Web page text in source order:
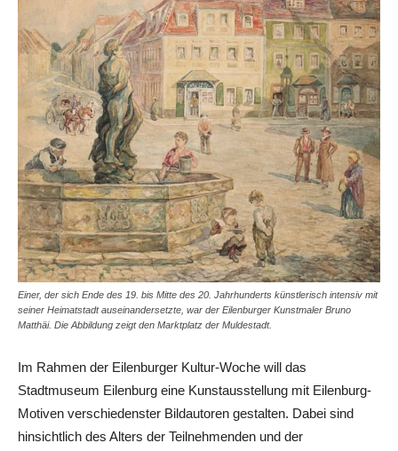
Einer, der sich Ende des 19. bis Mitte des 20. Jahrhunderts künstlerisch intensiv mit
seiner Heimatstadt auseinandersetzte, war der Eilenburger Kunstmaler Bruno
Matthäi. Die Abbildung zeigt den Marktplatz der Muldestadt.
Im Rahmen der Eilenburger Kultur-Woche will das
Stadtmuseum Eilenburg eine Kunstausstellung mit Eilenburg-
Motiven verschiedenster Bildautoren gestalten. Dabei sind
hinsichtlich des Alters der Teilnehmenden und der